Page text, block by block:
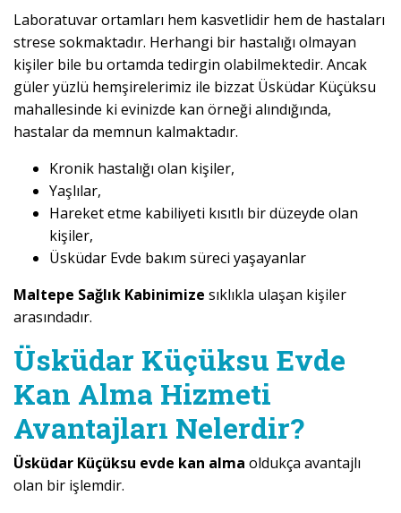
Laboratuvar ortamları hem kasvetlidir hem de hastaları
strese sokmaktadır. Herhangi bir hastalığı olmayan
kişiler bile bu ortamda tedirgin olabilmektedir. Ancak
güler yüzlü hemşirelerimiz ile bizzat Üsküdar Küçüksu
mahallesinde ki evinizde kan örneği alındığında,
hastalar da memnun kalmaktadır.
Kronik hastalığı olan kişiler,
Yaşlılar,
Hareket etme kabiliyeti kısıtlı bir düzeyde olan
kişiler,
Üsküdar Evde bakım süreci yaşayanlar
Maltepe Sağlık Kabinimize sıklıkla ulaşan kişiler
arasındadır.
Üsküdar Küçüksu Evde
Kan Alma Hizmeti
Avantajları Nelerdir?
Üsküdar Küçüksu evde kan alma oldukça avantajlı
olan bir işlemdir.